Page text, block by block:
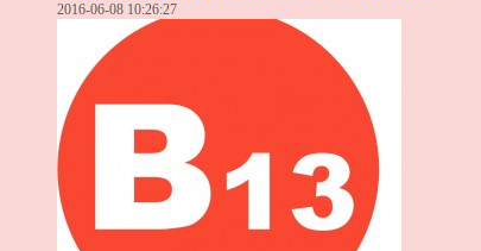
2016-06-08 10:26:27